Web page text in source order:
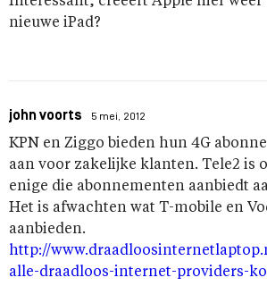
nieuwe iPad?
john voorts 5 mei, 2012
KPN en Ziggo bieden hun 4G
aan voor zakelijke klanten. Tele2 is
enige die abonnementen aanbiedt
Het is afwachten wat T-mobile en
aanbieden.
http://
alle-draadloos-internet-providers-